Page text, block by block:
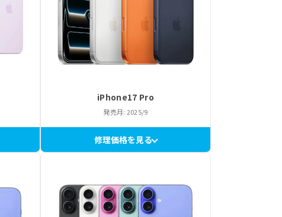
iPhone17 Pro
発売月: 2025/9
修理価格を見る